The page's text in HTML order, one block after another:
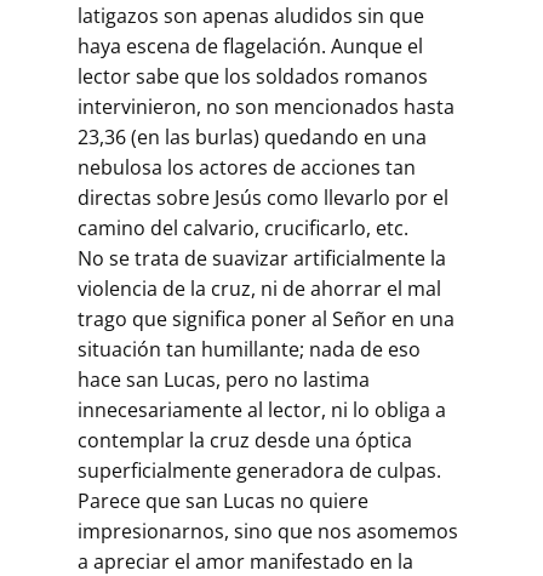
latigazos son apenas aludidos sin que
haya escena de flagelación. Aunque el
lector sabe que los soldados romanos
intervinieron, no son mencionados hasta
23,36 (en las burlas) quedando en una
nebulosa los actores de acciones tan
directas sobre Jesús como llevarlo por el
camino del calvario, crucificarlo, etc.
No se trata de suavizar artificialmente la
violencia de la cruz, ni de ahorrar el mal
trago que significa poner al Señor en una
situación tan humillante; nada de eso
hace san Lucas, pero no lastima
innecesariamente al lector, ni lo obliga a
contemplar la cruz desde una óptica
superficialmente generadora de culpas.
Parece que san Lucas no quiere
impresionarnos, sino que nos asomemos
a apreciar el amor manifestado en la